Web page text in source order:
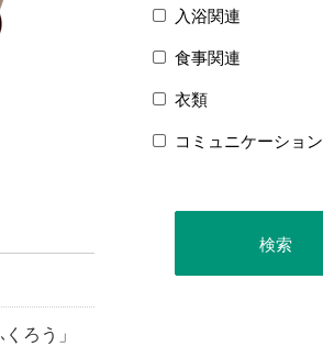
ろう」
入浴関連
食事関連
衣類
コミュニケーション